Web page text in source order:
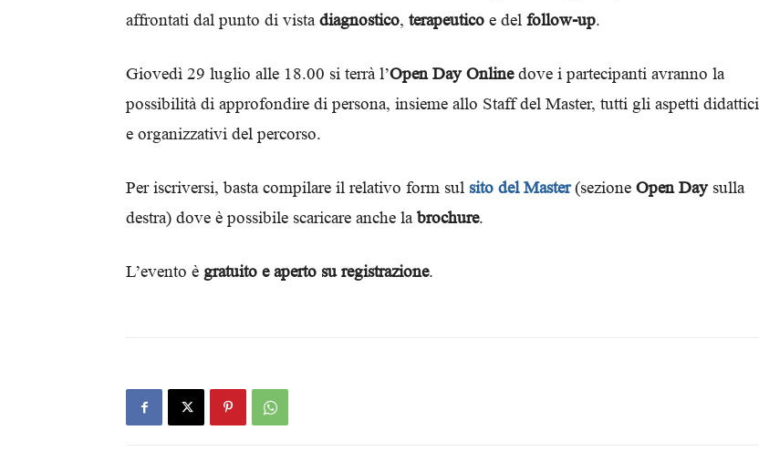
affrontati dal punto di vistadiagnostico, terapeutico e del follow-up.
Giovedì 29 luglio alle 18.00 si terrà l’Open Day Onlinedove i partecipanti avranno la
possibilità di approfondire di persona, insieme allo Staff del Master, tutti gli aspetti didattici
e organizzativi del percorso.
Per iscriversi, basta compilare il relativo form sul sito del Master(sezione Open Daysulla
destra) dove è possibile scaricare anche labrochure.
L’evento è gratuito e aperto su registrazione.